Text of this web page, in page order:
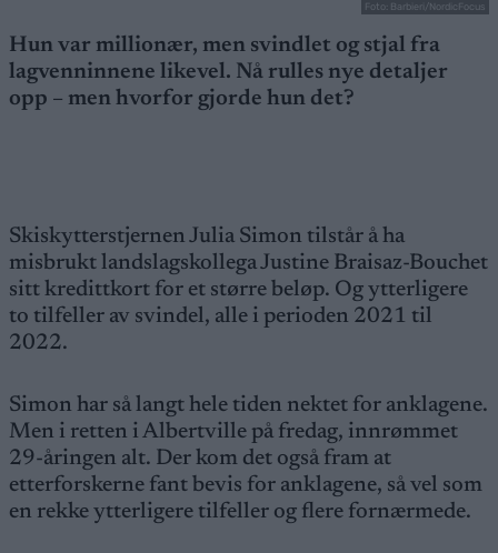
Foto: Barbieri/NordicFocus
Hun var millionær, men svindlet og stjal fra
lagvenninnene likevel. Nå rulles nye detaljer
opp – men hvorfor gjorde hun det?
Skiskytterstjernen Julia Simon tilstår å ha
misbrukt landslagskollega Justine Braisaz-Bouchet
sitt kredittkort for et større beløp. Og ytterligere
to tilfeller av svindel, alle i perioden 2021 til
2022.
Simon har så langt hele tiden nektet for anklagene.
Men i retten i Albertville på fredag, innrømmet
29-åringen alt. Der kom det også fram at
etterforskerne fant bevis for anklagene, så vel som
en rekke ytterligere tilfeller og flere fornærmede.